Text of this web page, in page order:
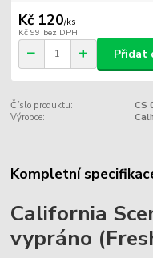
Kč 120/ks
Kč 99 bez DPH
Přidat
Číslo produktu:
CS
Výrobce:
Kompletní
California
vypráno